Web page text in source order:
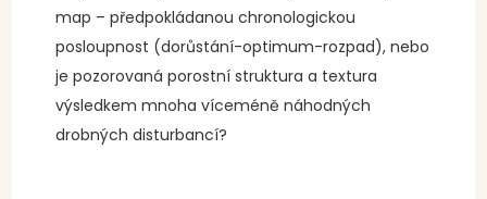
map – předpokládanou chronologickou
posloupnost (dorůstání-optimum-rozpad), nebo
je pozorovaná porostní struktura a textura
výsledkem mnoha víceméně náhodných
drobných disturbancí?